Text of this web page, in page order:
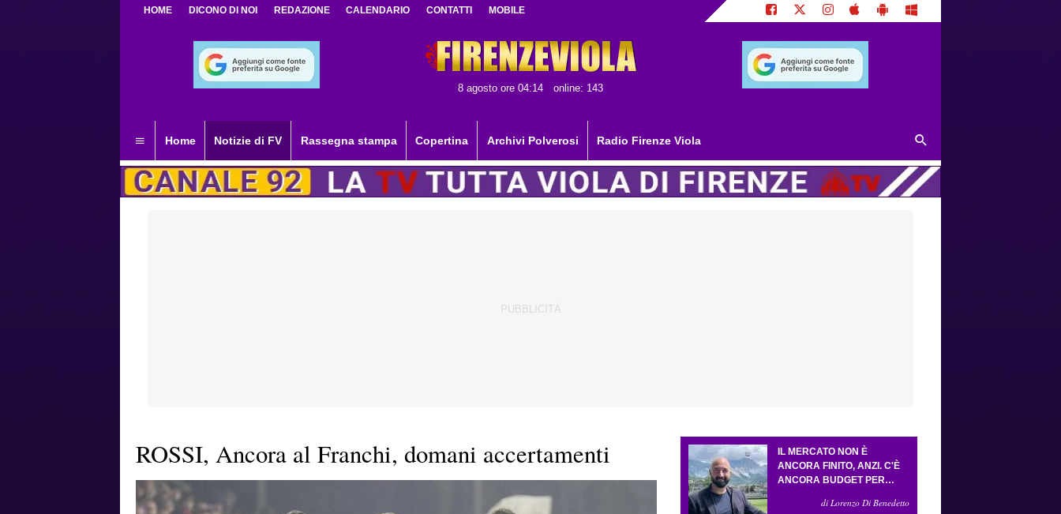
HOME DICONO DI NOI REDAZIONE CALENDARIO CONTATTI MOBILE
8 agosto ore 04:14 online: 143
Home Notizie di FV Rassegna stampa Copertina Archivi Polverosi Radio Firenze Viola
ROSSI, Ancora al Franchi, domani accertamenti
IL MERCATO NON È
ANCORA FINITO, ANZI. C'È
ANCORA BUDGET PER
COLPO IMPORTANTE E
di Lorenzo Di Benedetto